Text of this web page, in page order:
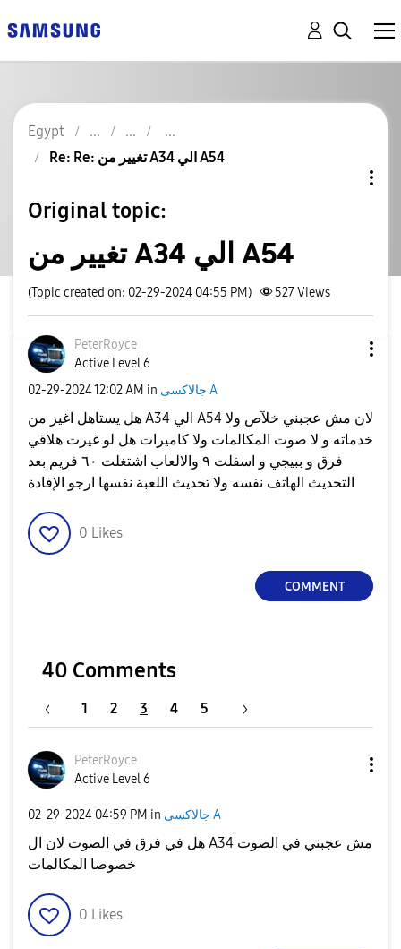
Egypt
Re: Re: تغيير من A34 الي A54
Original topic:
تغيير من A34 الي A54
(Topic created on: 02-29-2024 04:55 PM) 527Views
PeterRoyce
Active Level 6
‎02-29-202412:02 AM in جالاكسى A
هل يستاهل اغير من A34 الي A54 لان مش عجبني خلآص ولا
خدماته و لا صوت المكالمات ولا كاميرات هل لو غيرت هلاقي
فرق و ببيجي و اسفلت ٩ والالعاب اشتغلت ٦٠ فريم بعد
0 Likes
COMMENT
40 Comments
1 2 3 4 5
PeterRoyce
Active Level 6
‎02-29-2024 04:59 PM in جالاكسى A
هل في فرق في الصوت لان ال A34 مش عجبني في الصوت
خصوصا المكالمات
0 Likes